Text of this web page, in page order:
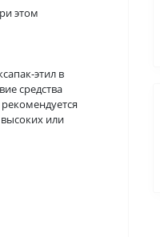
этом
этил в
средства
высоких или